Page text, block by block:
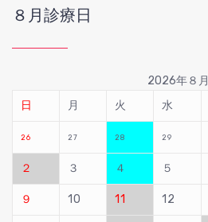
８月診療日
2026年８月
日
月 火 水
26 27 28 29
２ ３ ４ ５
９ 10 11 12